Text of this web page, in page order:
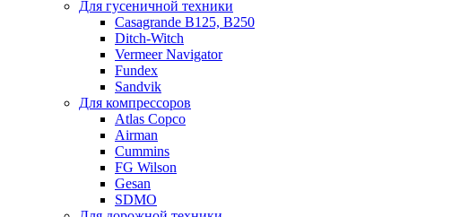
Для гусеничной техники
Casagrande B125, B250
Ditch-Witch
Vermeer Navigator
Fundex
Sandvik
Для компрессоров
Atlas Copco
Airman
Cummins
FG Wilson
Gesan
SDMO